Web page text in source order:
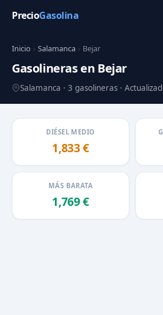
PrecioGasolina
Inicio › Salamanca › Bejar
Gasolineras en Bejar
Salamanca · 3 gasolineras ·
DIÉSEL MEDIO
1,833 €
MÁS BARATA
1,769 €